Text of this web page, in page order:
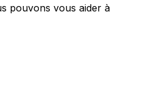
pouvons vous aider à